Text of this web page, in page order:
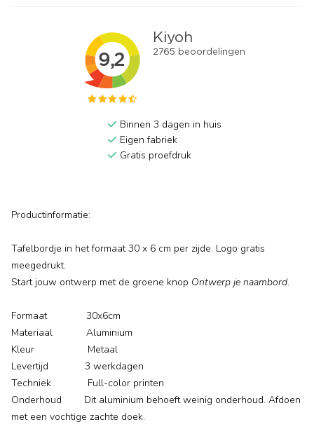
Binnen 3 dagen in huis
Eigen fabriek
Gratis proefdruk
Productinformatie:
Tafelbordje in het formaat 30 x 6 cm per zijde. Logo gratis
meegedrukt.
Start jouw ontwerp met de groene knop Ontwerp je naambord.
Formaat 30x6cm
Materiaal Aluminium
Kleur Metaal
Levertijd 3 werkdagen
Techniek Full-color printen
Onderhoud Dit aluminium behoeft weinig onderhoud. Afdoen
met een vochtige zachte doek.